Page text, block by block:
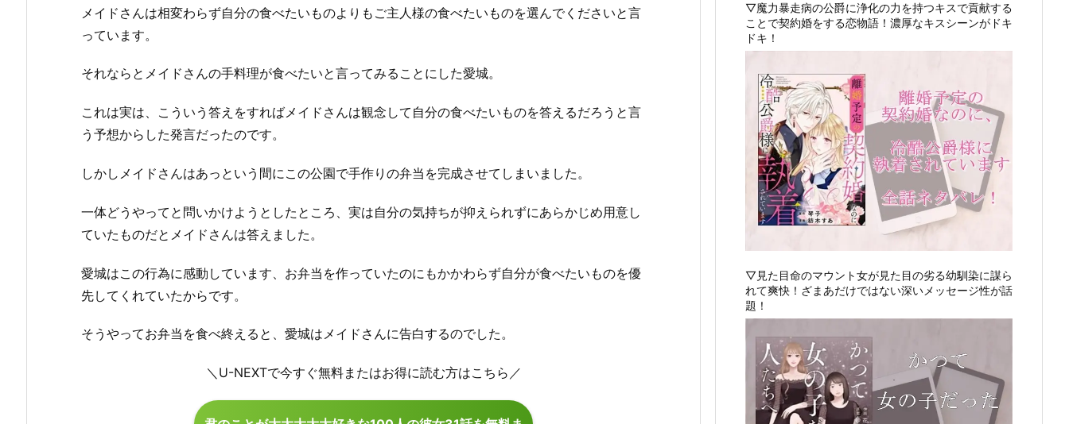
メイドさんは相変わらず自分の食べたいものよりもご主人様の食べたいものを選んでくださいと言
っています。
それならとメイドさんの手料理が食べたいと言ってみることにした愛城。
これは実は、こういう答えをすればメイドさんは観念して自分の食べたいものを答えるだろうと言
う予想からした発言だったのです。
しかしメイドさんはあっという間にこの公園で手作りの弁当を完成させてしまいました。
一体どうやってと問いかけようとしたところ、実は自分の気持ちが抑えられずにあらかじめ用意し
ていたものだとメイドさんは答えました。
愛城はこの行為に感動しています、お弁当を作っていたのにもかかわらず自分が食べたいものを優
先してくれていたからです。
そうやってお弁当を食べ終えると、愛城はメイドさんに告白するのでした。
＼U-NEXTで今すぐ無料またはお得に読む方はこちら／
▽魔力暴走病の公爵に浄化の力を持つキスで貢献する
ことで契約婚をする恋物語！濃厚なキスシーンがドキ
ドキ！
▽見た目命のマウント女が見た目の劣る幼馴染に謀ら
れて爽快！ざまあだけではない深いメッセージ性が話
題！